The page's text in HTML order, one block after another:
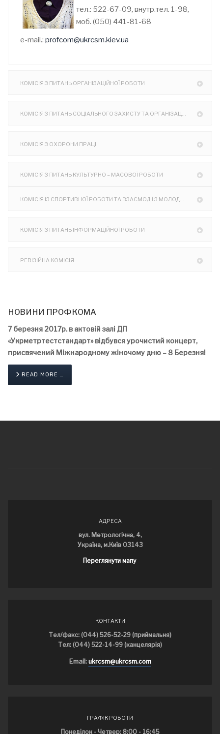
тел.: 522-67-09, внутр.тел. 1-98,
моб. (050) 441-81-68
e-mail.: profcom@ukrcsm.kiev.ua
КОМІСІЯ З ПИТАНЬ ОРГАНІЗАЦІЙНОЇ РОБОТИ
КОМІСІЯ З ПИТАНЬ СОЦІАЛЬНОГО ЗАХИСТУ ТА ОРГАНІЗАЦІЇ ДИТЯЧОГО ОЗДОРОВЛЕННЯ
КОМІСІЯ З ОХОРОНИ ПРАЦІ
КОМІСІЯ З ПИТАНЬ КУЛЬТУРНО – МАСОВОЇ РОБОТИ
КОМІСІЯ ІЗ СПОРТИВНОЇ РОБОТИ ТА ВЗАЄМОДІЇ З МОЛОДДЮ
КОМІСІЯ З ПИТАНЬ ІНФОРМАЦІЙНОЇ РОБОТИ
РЕВІЗІЙНА КОМІСІЯ
НОВИНИ ПРОФКОМА
7 березня 2017р. в актовій залі ДП
«Укрметртестстандарт» відбувся урочистий концерт,
присвячений Міжнародному жіночому дню – 8 Березня!
READ MORE …
АДРЕСА
вул. Метрологічна, 4,
Україна, м.Київ 03143
Переглянути мапу
КОНТАКТИ
Тел/факс: (044) 526-52-29 (приймальня)
Тел: (044) 522-14-99 (канцелярія)
Email: ukrcsm@ukrcsm.com
ГРАФІК РОБОТИ
Понеділок - Четвер: 8:00 - 16:45